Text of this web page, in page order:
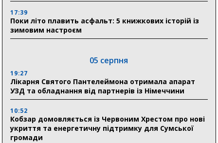
17:39
Поки літо плавить асфальт: 5 книжкових історій із
зимовим настроєм
05 серпня
19:27
Лікарня Святого Пантелеймона отримала апарат
УЗД та обладнання від партнерів із Німеччини
10:52
Кобзар домовляється із Червоним Хрестом про нові
укриття та енергетичну підтримку для Сумської
громади